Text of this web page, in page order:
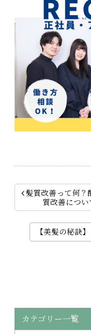
髪質改善って何？
質改善につい
【美髪の秘訣
カテゴリー一覧